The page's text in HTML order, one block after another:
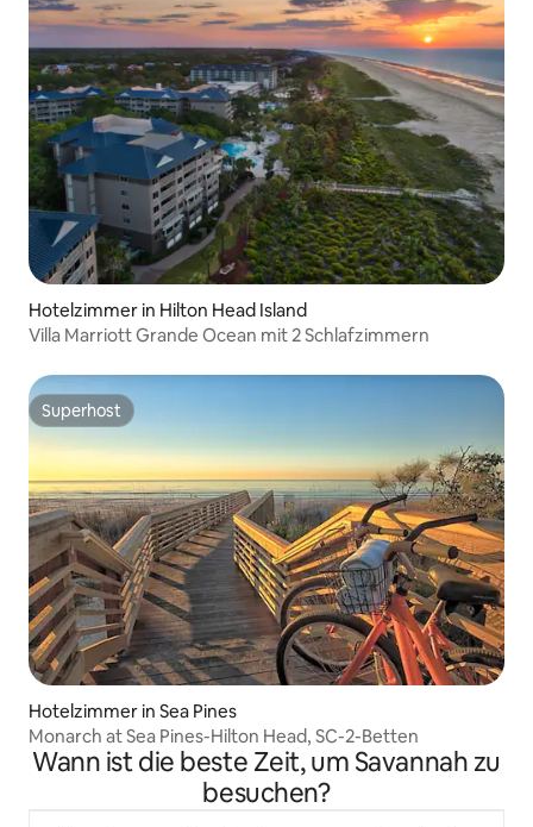
Hotelzimmer in Hilton Head Island
Villa Marriott Grande Ocean mit 2 Schlafzimmern
Superhost
Superhost
Hotelzimmer in Sea Pines
Monarch at Sea Pines-Hilton Head, SC-2-Betten
Wann ist die beste Zeit, um Savannah zu
besuchen?